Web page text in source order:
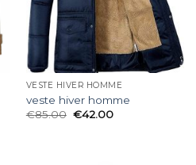
VESTE HIVER HOMME
veste hiver homme
€85.00 €42.00